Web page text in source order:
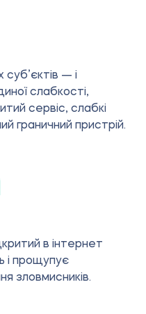
суб’єктів — і
слабкості,
сервіс, слабкі
граничний пристрій.
в інтернет
і прощупує
зловмисників.